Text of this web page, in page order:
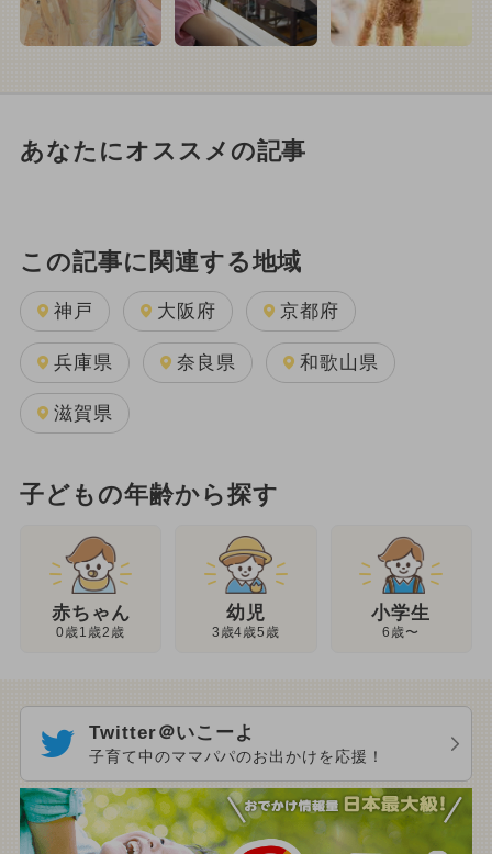
あなたにオススメの記事
この記事に関連する地域
神戸 大阪府 京都府
兵庫県 奈良県 和歌山県
滋賀県
子どもの年齢から探す
赤ちゃん
0歳1歳2歳
幼児
3歳4歳5歳
小学生
6歳〜
Twitter＠いこーよ
子育て中のママパパのお出かけを応援！